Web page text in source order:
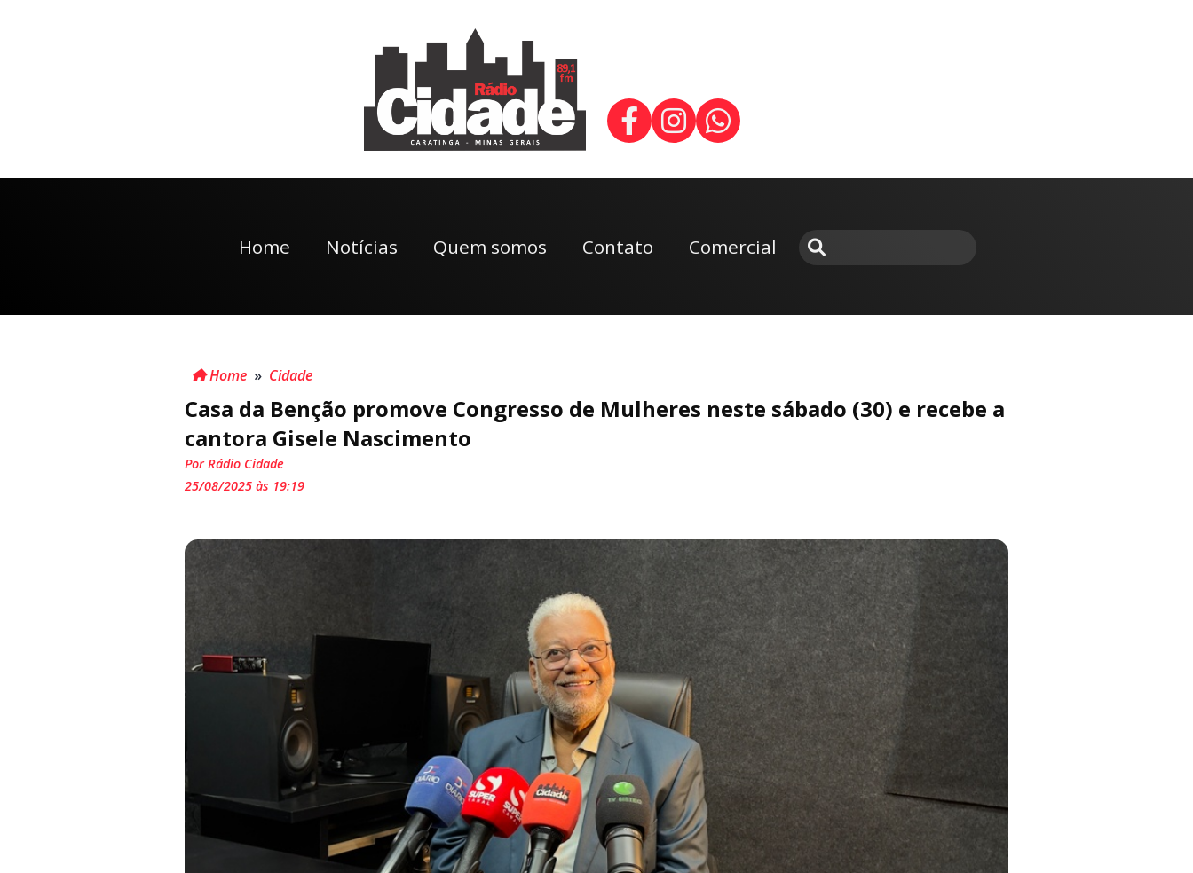
Home Notícias Quem somos Contato Comercial
Home » Cidade
Casa da Benção promove Congresso de Mulheres neste sábado (30) e recebe a
cantora Gisele Nascimento
Por Rádio Cidade
25/08/2025 às 19:19